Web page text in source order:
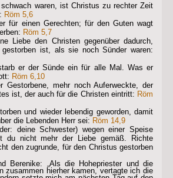
waren, ist Christus zu rechter Zeit
Röm 5,6
für einen Gerechten; für den Guten wagt
Röm 5,7
Liebe den Christen gegenüber dadurch,
ist, als sie noch Sünder waren:
er der Sünde ein für alle Mal. Was er
Röm 6,10
Gestorbene, mehr noch Auferweckte, der
ist, der auch für die Christen eintritt: Röm
und wieder lebendig geworden, damit
die Lebenden Herr sei: Röm 14,9
deine Schwester) wegen einer Speise
du nicht mehr der Liebe gemäß. Richte
den zugrunde, für den Christus gestorben
Berenike: „Als die Hohepriester und die
zusammen hierher kamen, vertagte ich die